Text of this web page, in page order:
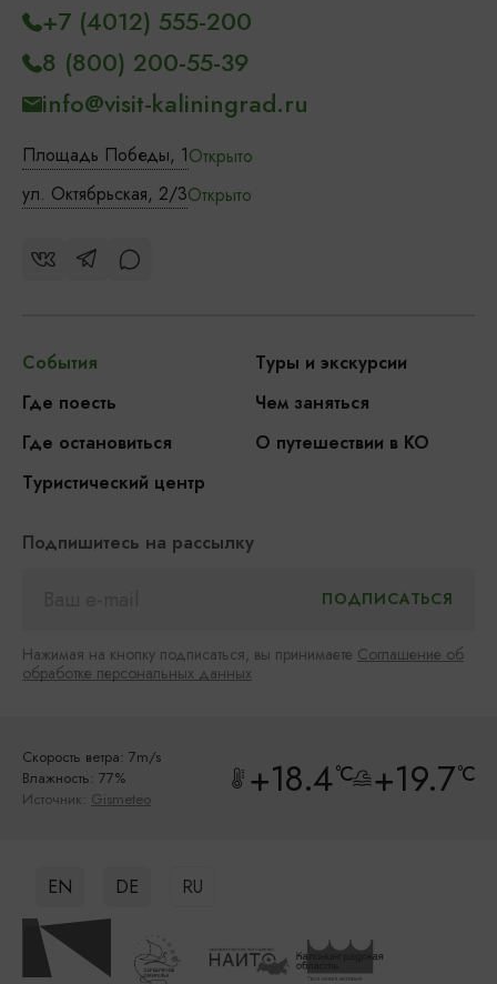
Площадь Победы, 1Открыто
ул. Октябрьская, 2/3Открыто
+7 (4012) 555-200
8 (800) 200-55-39
info@visit-kaliningrad.ru
События
Туры и экскурсии
Где поесть
Чем заняться
Где остановиться
О путешествии в КО
Туристический центр
Подпишитесь на рассылку
Нажимая на кнопку подписаться, вы принимаете Соглашение об
обработке персональных данных
Скорость ветра: 7m/s
Влажность: 77%
Источник: Gismeteo +18.4°C +19.7°C
EN DE RU